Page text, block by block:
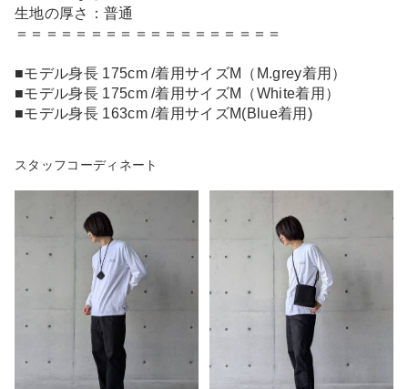
生地の厚さ：普通
＝＝＝＝＝＝＝＝＝＝＝＝＝＝＝＝＝＝
■モデル身長 175cm /着用サイズM（M.grey着用）
■モデル身長 175cm /着用サイズM（White着用）
■モデル身長 163cm /着用サイズM(Blue着用)
スタッフコーディネート